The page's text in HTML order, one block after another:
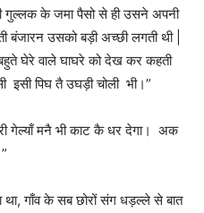
के जमा पैसो से ही उसने अपनी
बंजारन उसको बड़ी अच्छी लगती थी |
घेरे वाले घाघरे को देख कर कहती
इसी पिघ तै उघड़ी चोली भी।”
गेल्याँ मनै भी काट कै धर देगा। अक
गाँव के सब छोरों संग धड़ल्ले से बात